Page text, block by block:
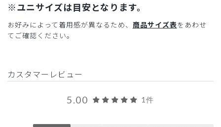
※ユニサイズは目安となります。
お好みによって着用感が異なるため、 商品サイズ表をあわせ
てご確認ください。
カスタマーレビュー
5.00 1件